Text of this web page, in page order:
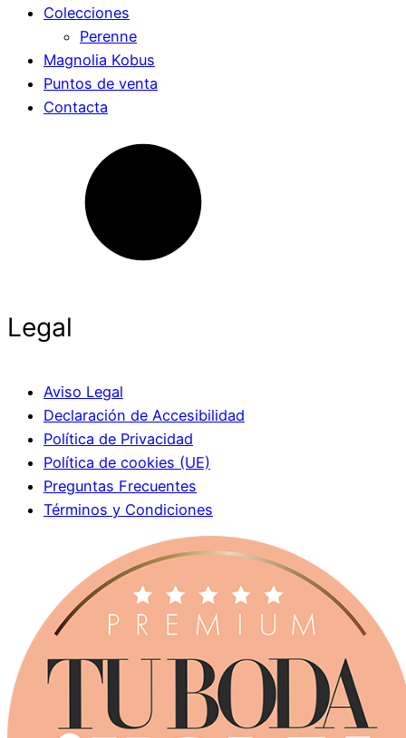
Colecciones
Perenne
Magnolia Kobus
Puntos de venta
Contacta
Legal
Aviso Legal
Declaración de Accesibilidad
Política de Privacidad
Política de cookies (UE)
Preguntas Frecuentes
Términos y Condiciones